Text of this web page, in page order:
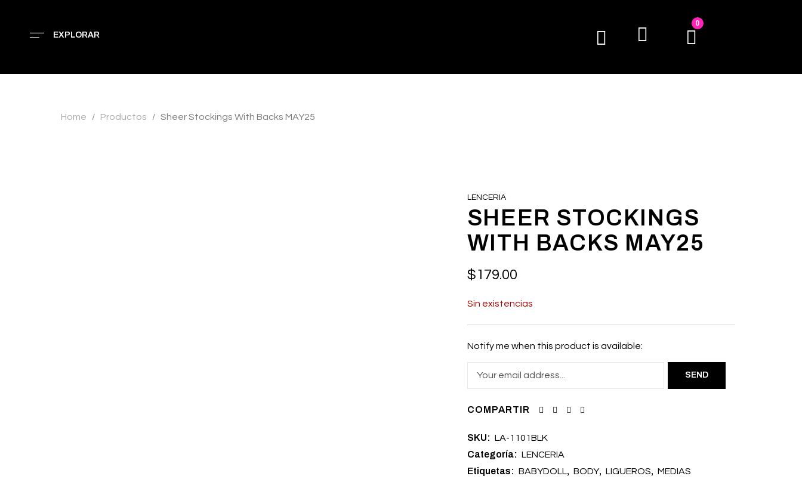
EXPLORAR
0
Home / Productos / Sheer Stockings With Backs MAY25
LENCERIA
SHEER STOCKINGS
WITH BACKS MAY25
$179.00
Sin existencias
Notify me when this product is available:
COMPARTIR
SKU: LA-1101BLK
Categoría: LENCERIA
Etiquetas: BABYDOLL, BODY, LIGUEROS, MEDIAS